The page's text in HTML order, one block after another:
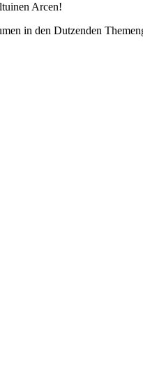
Arcen!
in den Dutzenden